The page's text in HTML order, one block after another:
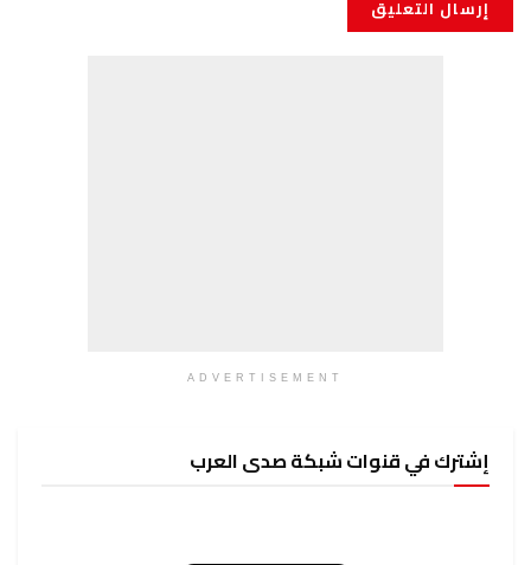
ADVERTISEMENT
إشترك في قنوات شبكة صدى العرب